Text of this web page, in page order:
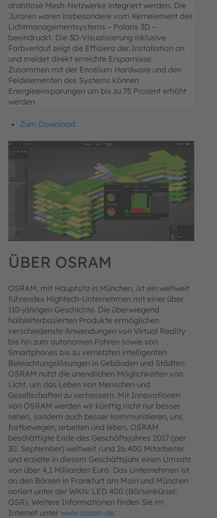
drahtlose Mesh-Netzwerke integriert werden. Die
Juroren waren insbesondere vom Kernelement des
Lichtmanagementsystems – Polaris 3D –
beeindruckt. Die 3D-Visualisierung inklusive
Farbverlauf zeigt die Effizienz der Installation an
und meldet direkt erreichte Ersparnisse.
Zusammen mit der Encelium Hardware und den
Feldelementen des Systems können
Energieeinsparungen um bis zu 75 Prozent erhöht
werden.
Zum Download
ÜBER OSRAM
OSRAM, mit Hauptsitz in München, ist ein weltweit
führendes Hightech-Unternehmen mit einer über
110-jährigen Geschichte. Die überwiegend
halbleiterbasierten Produkte ermöglichen
verschiedenste Anwendungen von Virtual Reality
bis hin zum autonomen Fahren sowie von
Smartphones bis zu vernetzten intelligenten
Beleuchtungslösungen in Gebäuden und Städten.
OSRAM nutzt die unendlichen Möglichkeiten von
Licht, um das Leben von Menschen und
Gesellschaften zu verbessern. Mit Innovationen
von OSRAM werden wir künftig nicht nur besser
sehen, sondern auch besser kommunizieren, uns
fortbewegen, arbeiten und leben. OSRAM
beschäftigte Ende des Geschäftsjahres 2017 (per
30. September) weltweit rund 26.400 Mitarbeiter
und erzielte in diesem Geschäftsjahr einen Umsatz
von über 4,1 Milliarden Euro. Das Unternehmen ist
an den Börsen in Frankfurt am Main und München
notiert unter der WKN: LED 400 (Börsenkürzel:
OSR). Weitere Informationen finden Sie im
Internet unter www.osram.de.